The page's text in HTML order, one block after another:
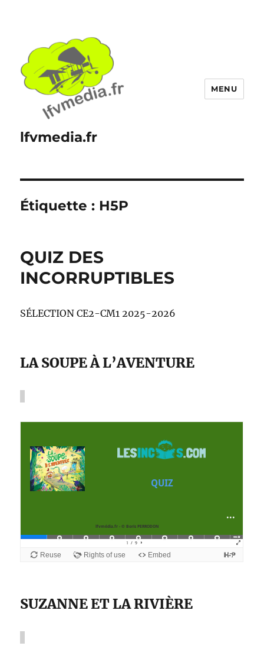
lfvmedia.fr
MENU
Étiquette : H5P
QUIZ DES
INCORRUPTIBLES
SÉLECTION CE2-CM1 2025-2026
LA SOUPE À L’AVENTURE
SUZANNE ET LA RIVIÈRE